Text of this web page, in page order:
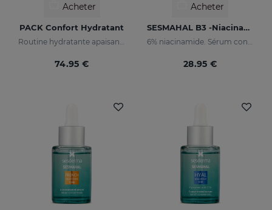
Acheter
PACK Confort Hydratant
Routine hydratante apaisante pour peau sèche ou sensibilisée
74.95 €
Acheter
SESMAHAL B3 -Niacinamide 6%
6% niacinamide. Sérum concentré séborégulateur
28.95 €